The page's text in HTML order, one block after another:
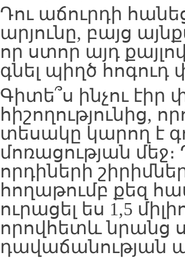
Դու աճուրդի
արյունը, բայց
որ ստոր այդ
գնել պիղծ հոգուդ
Գիտե՞ս ինչու էիր
հիշողությունից,
տեսակը կարող է
մոռացության
որդիների
հողաթումբ քեզ
ուրացել ես 1,5
որովհետև նրանց
դավաճանության